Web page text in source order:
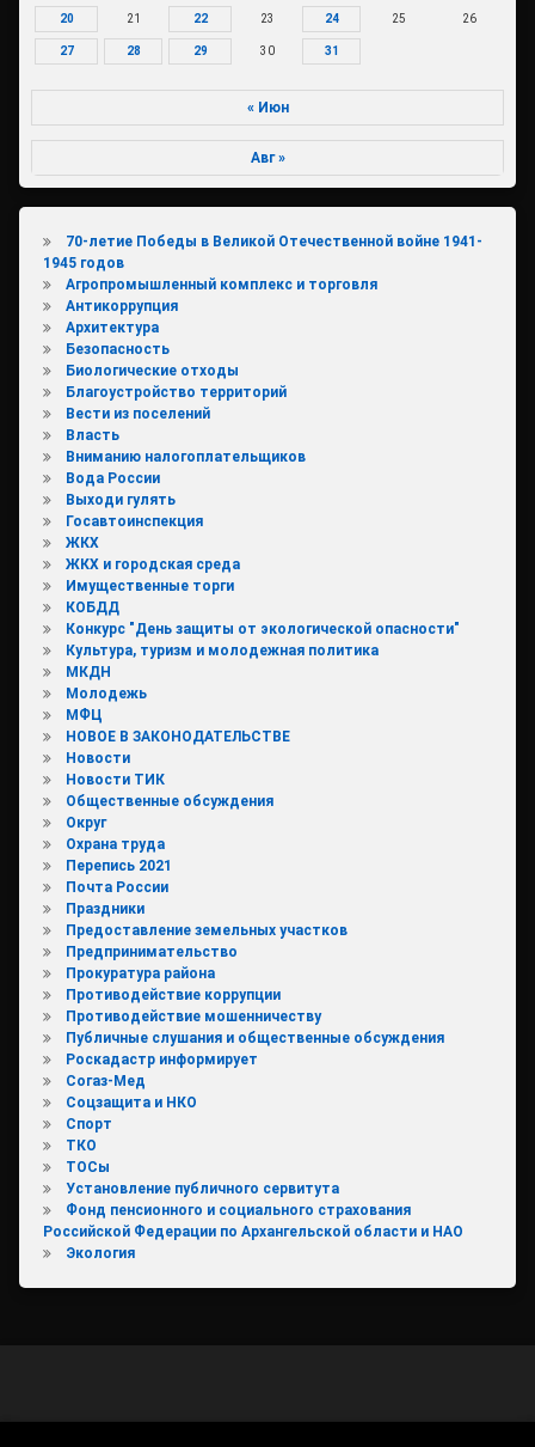
20 21 22 23 24 25 26
27 28 29 30 31
« Июн
Авг »
70-летие Победы в Великой Отечественной войне 1941-
1945 годов
Агропромышленный комплекс и торговля
Антикоррупция
Архитектура
Безопасность
Биологические отходы
Благоустройство территорий
Вести из поселений
Власть
Вниманию налогоплательщиков
Вода России
Выходи гулять
Госавтоинспекция
ЖКХ
ЖКХ и городская среда
Имущественные торги
КОБДД
Конкурс "День защиты от экологической опасности"
Культура, туризм и молодежная политика
МКДН
Молодежь
МФЦ
НОВОЕ В ЗАКОНОДАТЕЛЬСТВЕ
Новости
Новости ТИК
Общественные обсуждения
Округ
Охрана труда
Перепись 2021
Почта России
Праздники
Предоставление земельных участков
Предпринимательство
Прокуратура района
Противодействие коррупции
Противодействие мошенничеству
Публичные слушания и общественные обсуждения
Роскадастр информирует
Согаз-Мед
Соцзащита и НКО
Спорт
ТКО
ТОСы
Установление публичного сервитута
Фонд пенсионного и социального страхования
Российской Федерации по Архангельской области и НАО
Экология